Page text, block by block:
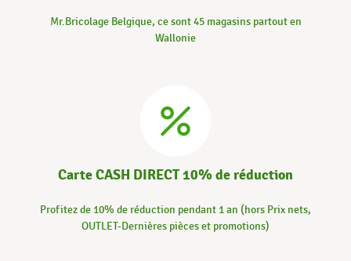
Mr.Bricolage Belgique, ce sont 45 magasins partout en
Wallonie
Carte CASH DIRECT 10% de réduction
Profitez de 10% de réduction pendant 1 an (hors Prix nets,
OUTLET-Dernières pièces et promotions)